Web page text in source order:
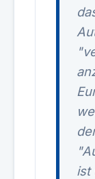
ist